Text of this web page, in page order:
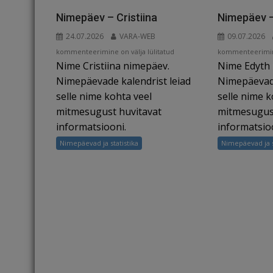
k
Nimepäev – Cristiina
24.07.2026 VARA-WEB
Nimepäev
–
Cristiina
kommenteerimine on välja lülitatud
Nime Cristiina nimepäev.
Nimepäevade kalendrist leiad
selle nime kohta veel
mitmesugust huvitavat
informatsiooni.
Nimepäevad ja statistika
Nimepäev
09.07.2026
Nimepäev
–
Edyth
Nime Edyth
selle nime
Nimepäevad ja